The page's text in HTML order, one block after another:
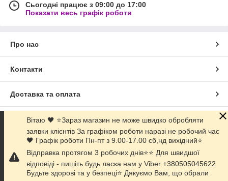
Сьогодні працює з 09:00 до 17:00
Показати весь графік роботи
Про нас
Контакти
Доставка та оплата
Графік роботи
Повна версія сайту
Сайт створено на маркетплейсіProm.ua
Вітаю 🖤 ⭐Зараз магазин не може швидко обробляти
заявки клієнтів За графіком роботи наразі не робочий час
🖤 Графік роботи Пн-пт з 9.00-17.00 сб,нд вихідний⭐️
Відправка протягом 3 робочих днів⭐⭐ Для швидшої
відповіді - пишіть будь ласка нам у Viber +380505045622
Будьте здорові та у безпеці⭐ Дякуємо Вам, що обрали